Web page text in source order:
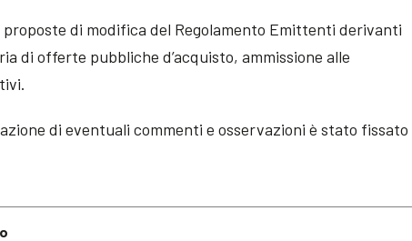
di modifica del Regolamento Emittenti derivanti
di offerte pubbliche d’acquisto, ammissione alle
di eventuali commenti e osservazioni è stato fissato